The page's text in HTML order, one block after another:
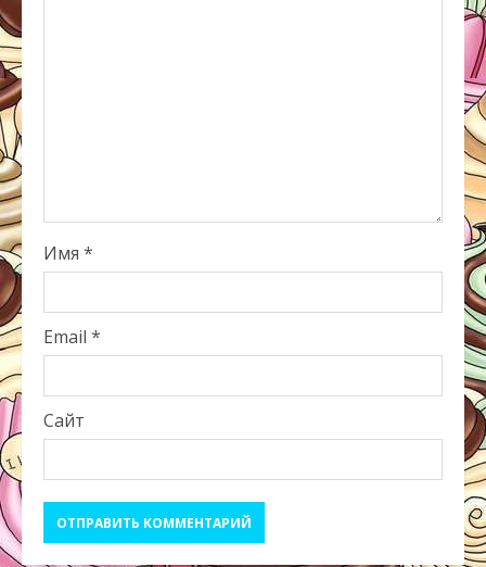
Имя *
Email *
Сайт